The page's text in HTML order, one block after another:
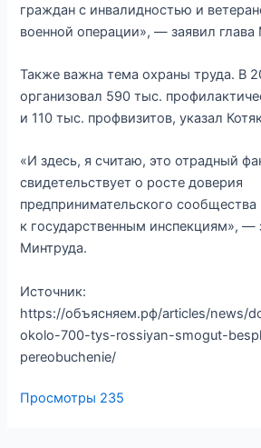
граждан с инвалидностью и
военной операции», — заявил глава
Также важна тема охраны труда. В
организовал 590 тыс.
и 110 тыс. профвизитов, указал
«И здесь, я считаю, это отрадный
свидетельствует о росте доверия
предпринимательского сообщества
к государственным инспекциям», —
Минтруда.
Источник:
https://объясняем.рф/articles/news/
okolo-700-tys-rossiyan-smogut-
pereobuchenie/
Просмотры 235